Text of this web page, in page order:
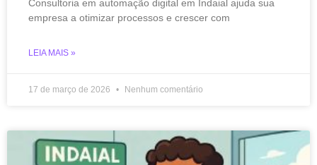
Consultoria em automação digital em Indaial ajuda sua
empresa a otimizar processos e crescer com
LEIA MAIS »
17 de março de 2026 Nenhum comentário